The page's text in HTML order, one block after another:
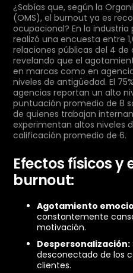
¿Sabías que, según la
(OMS), el burnout ya es
ocupacional? En la industria
realizó una encuesta entre
relaciones públicas del 4 de
revelando que el
en marcas como en
niveles de antigüedad. El
agencias reportan un alto
puntuación promedio de 8
de quienes trabajan
experimentan altos niveles
calificación promedio de 6.
Efectos físicos y
burnout:
Agotamiento
constantemente
motivación.
Despersonalización:
desconectado de los
clientes.